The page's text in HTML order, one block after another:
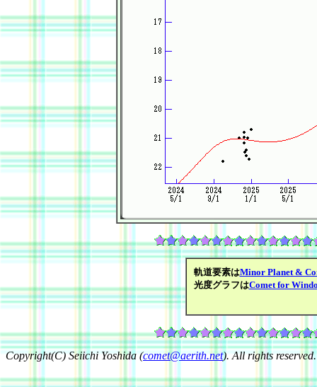
軌道要素はMinor Planet &
光度グラフはComet for
Copyright(C) Seiichi Yoshida (comet@aerith.net). All rights reserved.